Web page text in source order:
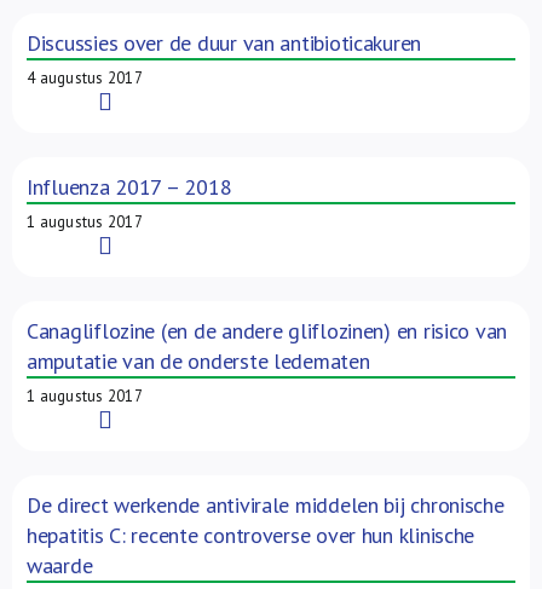
Discussies over de duur van antibioticakuren
4 augustus 2017
Influenza 2017 – 2018
1 augustus 2017
Canagliflozine (en de andere gliflozinen) en risico van
amputatie van de onderste ledematen
1 augustus 2017
De direct werkende antivirale middelen bij chronische
hepatitis C: recente controverse over hun klinische
waarde